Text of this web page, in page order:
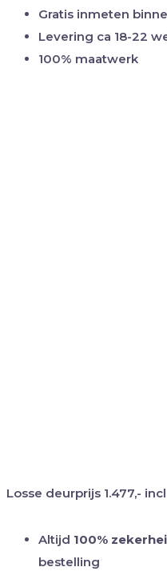
Gratis inmeten
Levering ca 18-22
100% maatwerk
Losse deurprijs 1.477,-
Altijd 100%
bestelling